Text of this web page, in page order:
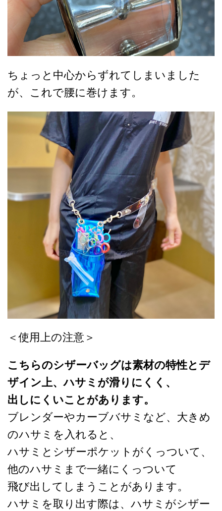
ちょっと中心からずれてしまいました
が、これで腰に巻けます。
＜使用上の注意＞
こちらのシザーバッグは素材の特性とデ
ザイン上、ハサミが滑りにくく、
出しにくいことがあります。
ブレンダーやカーブバサミなど、大きめ
のハサミを入れると、
ハサミとシザーポケットがくっついて、
他のハサミまで一緒にくっついて
飛び出してしまうことがあります。
ハサミを取り出す際は、ハサミがシザー